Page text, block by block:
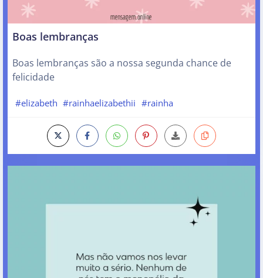
Boas lembranças
Boas lembranças são a nossa segunda chance de
felicidade
#elizabeth #rainhaelizabethii #rainha